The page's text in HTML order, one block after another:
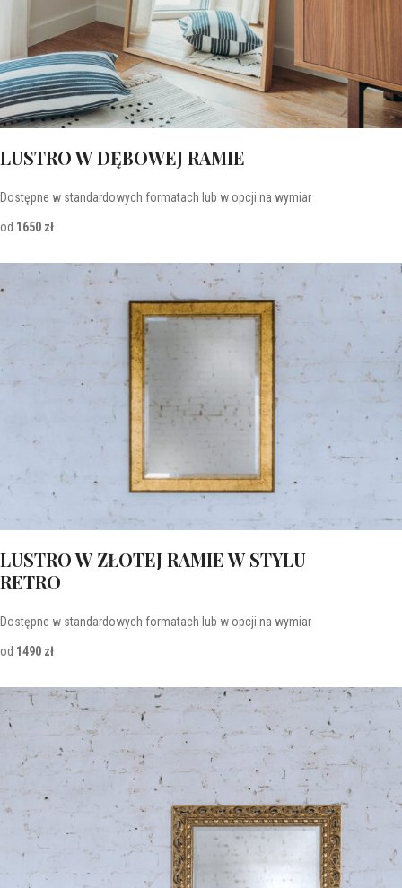
LUSTRO W DĘBOWEJ RAMIE
Dostępne w standardowych formatach lub w opcji na wymiar
od 1650 zł
LUSTRO W ZŁOTEJ RAMIE W STYLU
RETRO
Dostępne w standardowych formatach lub w opcji na wymiar
od 1490 zł